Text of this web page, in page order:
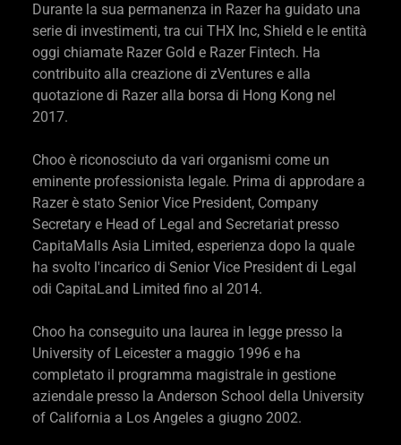
Durante la sua permanenza in Razer ha guidato una
serie di investimenti, tra cui THX Inc, Shield e le entità
oggi chiamate Razer Gold e Razer Fintech. Ha
contribuito alla creazione di zVentures e alla
quotazione di Razer alla borsa di Hong Kong nel
2017.
Choo è riconosciuto da vari organismi come un
eminente professionista legale. Prima di approdare a
Razer è stato Senior Vice President, Company
Secretary e Head of Legal and Secretariat presso
CapitaMalls Asia Limited, esperienza dopo la quale
ha svolto l'incarico di Senior Vice President di Legal
odi CapitaLand Limited fino al 2014.
Choo ha conseguito una laurea in legge presso la
University of Leicester a maggio 1996 e ha
completato il programma magistrale in gestione
aziendale presso la Anderson School della University
of California a Los Angeles a giugno 2002.